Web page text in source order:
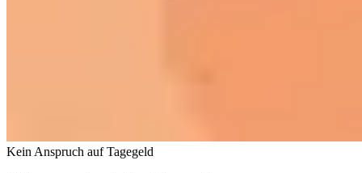
Kein Anspruch auf Tagegeld